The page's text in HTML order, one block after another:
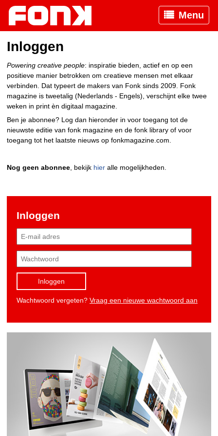
Menu
Inloggen
Powering creative people: inspiratie bieden, actief en op een
positieve manier betrokken om creatieve mensen met elkaar
verbinden. Dat typeert de makers van Fonk sinds 2009. Fonk
magazine is tweetalig (Nederlands - Engels), verschijnt elke twee
weken in print èn digitaal magazine.
Ben je abonnee? Log dan hieronder in voor toegang tot de
nieuwste editie van fonk magazine en de fonk library of voor
toegang tot het laatste nieuws op fonkmagazine.com.
Nog geen abonnee , bekijk hier alle mogelijkheden.
Inloggen
Inloggen
Wachtwoord vergeten? Vraag een nieuwe wachtwoord aan